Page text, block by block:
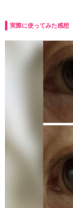
実際に使ってみた感想